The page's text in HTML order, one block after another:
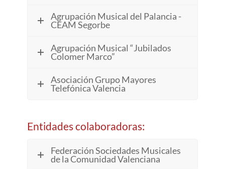
Agrupación Musical del Palancia -
CEAM Segorbe
Agrupación Musical “Jubilados
Colomer Marco”
Asociación Grupo Mayores
Telefónica Valencia
Entidades colaboradoras:
Federación Sociedades Musicales
de la Comunidad Valenciana